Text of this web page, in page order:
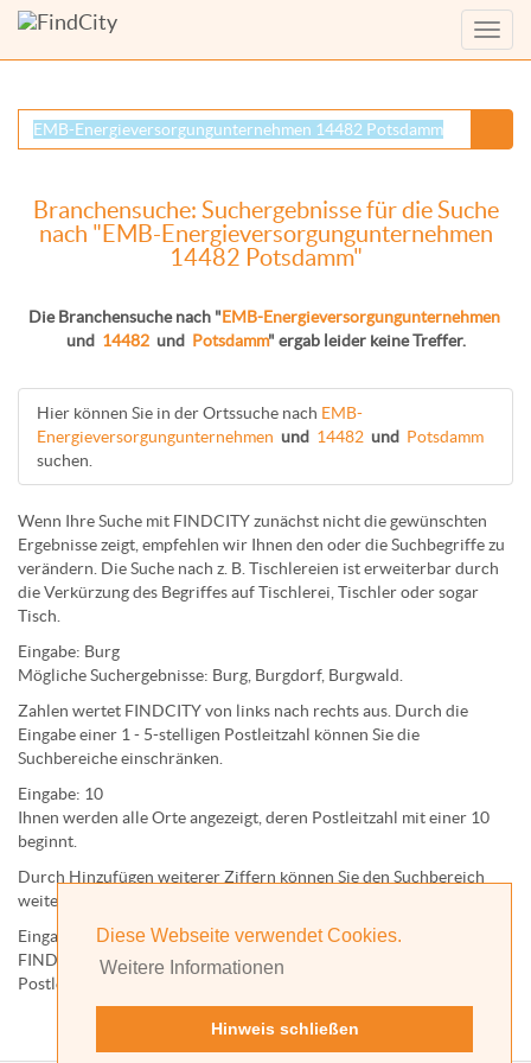
Diese Webseite verwendet Cookies.
Weitere Informationen
Hinweis schließen
Menü
Branchensuche: Suchergebnisse für die Suche
nach "EMB-Energieversorgungunternehmen
14482 Potsdamm"
Die Branchensuche nach "EMB-Energieversorgungunternehmen
und 14482 und Potsdamm" ergab leider keine Treffer.
Hier können Sie in der Ortssuche nach EMB-
Energieversorgungunternehmen und 14482 und Potsdamm
suchen.
Wenn Ihre Suche mit FINDCITY zunächst nicht die gewünschten
Ergebnisse zeigt, empfehlen wir Ihnen den oder die Suchbegriffe zu
verändern. Die Suche nach z. B. Tischlereien ist erweiterbar durch
die Verkürzung des Begriffes aufTischlerei Tischleroder sogar
Tisch
Eingabe: Burg
Mögliche Suchergebnisse: Burg Burgdorf, Burgwald.
Zahlen wertet FINDCITY von links nach rechts aus. Durch die
Eingabe einer 1 - 5-stelligen Postleitzahl können Sie die
Suchbereiche einschränken.
Eingabe: 10
Ihnen werden alle Orteangezeigt, deren Postleitzahl mit einer 10
beginnt.
Durch Hinzufügen weiterer Ziffern können Sie den Suchbereich
weiter einschränken.
Eingabe:
10585
FINDCITY präsentiert Ihnen ausschließlich die zu dieser
Postleitzahl gehörende Kommune; in diesem Fall Berlin.